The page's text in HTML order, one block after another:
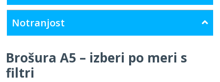
Notranjost
Brošura A5 – izberi po meri s
filtri